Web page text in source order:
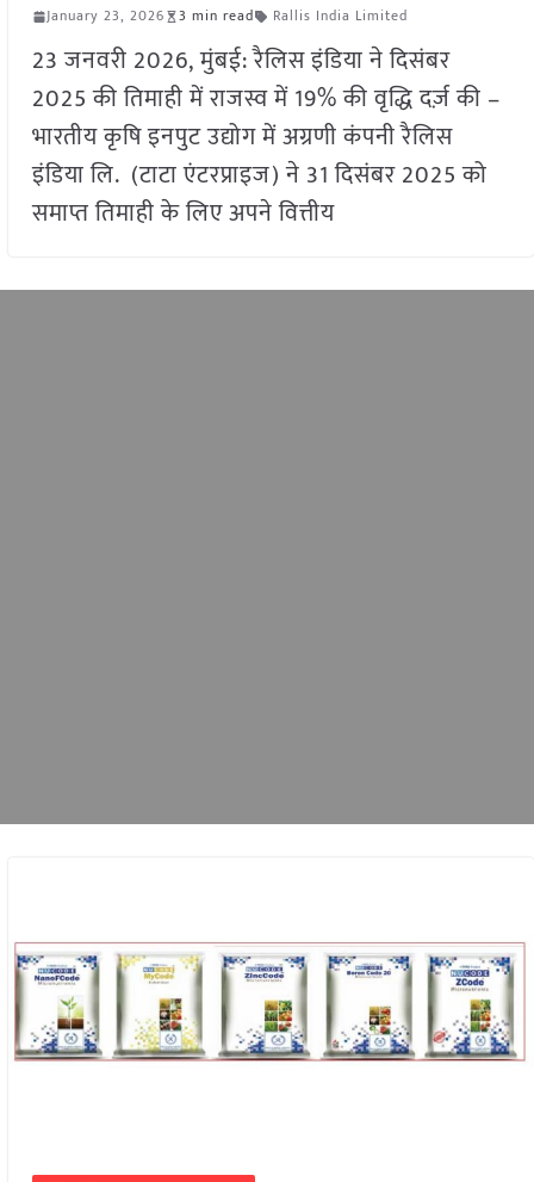
January 23, 2026 3 min read Rallis India Limited
23 जनवरी 2026, मुंबई: रैलिस इंडिया ने दिसंबर
2025 की तिमाही में राजस्व में 19% की वृद्धि दर्ज़ की –
भारतीय कृषि इनपुट उद्योग में अग्रणी कंपनी रैलिस
इंडिया लि. (टाटा एंटरप्राइज) ने 31 दिसंबर 2025 को
समाप्त तिमाही के लिए अपने वित्तीय